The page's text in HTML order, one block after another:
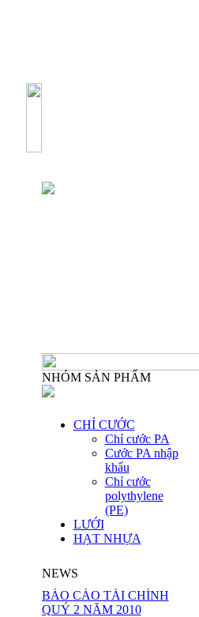
NHÓM SẢN PHẨM
CHỈ CƯỚC
Chỉ cước PA
Cước PA nhập
khẩu
Chỉ cước
polythylene
(PE)
LƯỚI
HẠT NHỰA
NEWS
BÁO CÁO TÀI CHÍNH
QUÝ 2 NĂM 2010